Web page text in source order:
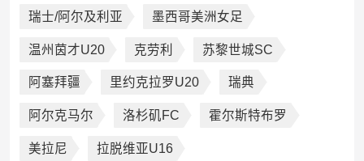
瑞士/阿尔及利亚 墨西哥美洲女足
温州茵才U20 克劳利 苏黎世城SC
阿塞拜疆 里约克拉罗U20 瑞典
阿尔克马尔 洛杉矶FC 霍尔斯特布罗
美拉尼 拉脱维亚U16